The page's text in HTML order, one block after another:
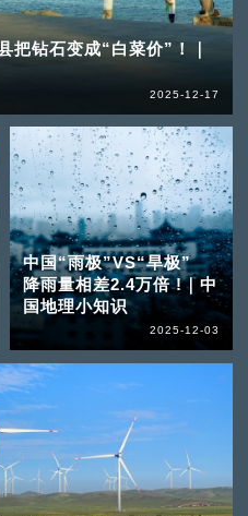
把钻石变成“白菜价”！｜
2025-12-17
中国“雨极”VS“旱极”
降雨量相差2.4万倍 !｜中
国地理小知识
2025-12-03